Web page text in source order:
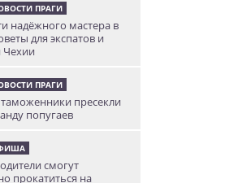
ПРАГИ
надёжного мастера в
для экспатов и
Чехии
ПРАГИ
пресекли
попугаев
смогут
прокатиться на